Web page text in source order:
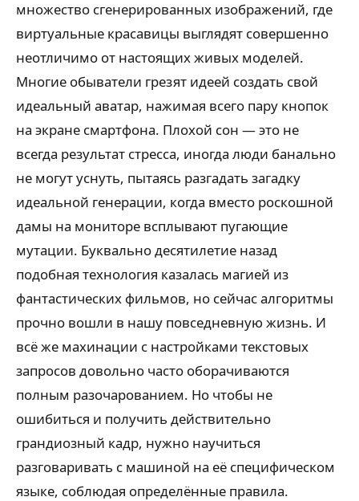
множество сгенерированных изображений, где
виртуальные красавицы выглядят совершенно
неотличимо от настоящих живых моделей.
Многие обыватели грезят идеей создать свой
идеальный аватар, нажимая всего пару кнопок
на экране смартфона. Плохой сон — это не
всегда результат стресса, иногда люди банально
не могут уснуть, пытаясь разгадать загадку
идеальной генерации, когда вместо роскошной
дамы на мониторе всплывают пугающие
мутации. Буквально десятилетие назад
подобная технология казалась магией из
фантастических фильмов, но сейчас алгоритмы
прочно вошли в нашу повседневную жизнь. И
всё же махинации с настройками текстовых
запросов довольно часто оборачиваются
полным разочарованием. Но чтобы не
ошибиться и получить действительно
грандиозный кадр, нужно научиться
разговаривать с машиной на её специфическом
языке, соблюдая определённые правила.